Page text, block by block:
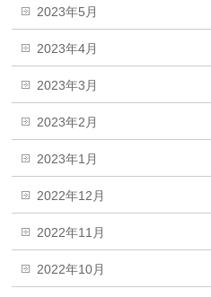
2023年5月
2023年4月
2023年3月
2023年2月
2023年1月
2022年12月
2022年11月
2022年10月